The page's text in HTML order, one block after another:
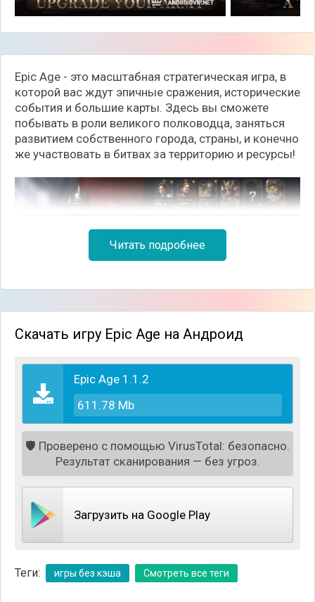
Epic Age - это масштабная стратегическая игра, в
которой вас ждут эпичные сражения, исторические
события и большие карты. Здесь вы сможете
побывать в роли великого полководца, заняться
развитием собственного города, страны, и конечно
же участвовать в битвах за территорию и ресурсы!
империю, понадобится развивать десятки
аспектов вашей страны. Для начала конечно же
понадобится обеспечить необходимыми
ресурсами и провизией, после чего можно будет
заняться постройкой новых зданий и улучшением
армии. Затем можно будет прокачать армию,
нанимая новых юнитов и обучая их.
Читать подробнее
Скачать игру Epic Age на Андроид
Epic Age 1.1.2
611.78 Mb
🛡️ Проверено с помощью VirusTotal: безопасно.
Результат сканирования — без угроз.
Загрузить на Google Play
Теги: игры без кэша Смотреть все теги